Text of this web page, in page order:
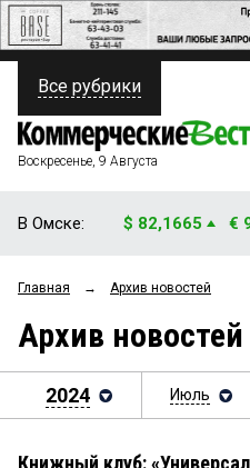
ПОЛИТИКА
ФИНАНСЫ
ОБЩЕСТВО
ЗАКОН
НОВОСТИ КОМПАНИЙ
Все рубрики
Воскресенье, 9 Августа
В Омске: $ 82,1665 €
Главная → Архив новостей
Архив новостей
2024 Июль
Книжный клуб: